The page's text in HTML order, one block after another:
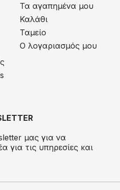
Τα αγαπημένα μου
Καλάθι
Ταμείο
Ο λογαριασμός μου
μας για να
για τις υπηρεσίες και